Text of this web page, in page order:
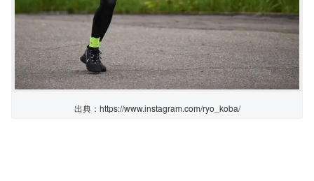
出典：https://www.instagram.com/ryo_koba/